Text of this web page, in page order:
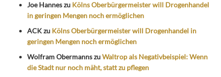
Joe Hanneszu Kölns Oberbürgermeister will Drogenhandel
in geringen Mengen noch ermöglichen
ACKzu Kölns Oberbürgermeister will Drogenhandel in
geringen Mengen noch ermöglichen
Wolfram ObermannszuWaltrop als Negativbeispiel: Wenn
die Stadt nur noch mäht, statt zu pflegen